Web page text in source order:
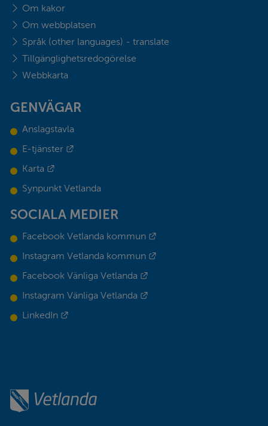
Om kakor
Om webbplatsen
Språk (other languages) - translate
Tillgänglighetsredogörelse
Webbkarta
GENVÄGAR
Anslagstavla
E-tjänster
Karta
Synpunkt Vetlanda
SOCIALA MEDIER
Facebook Vetlanda kommun
Instagram Vetlanda kommun
Facebook Vänliga Vetlanda
Instagram Vänliga Vetlanda
LinkedIn